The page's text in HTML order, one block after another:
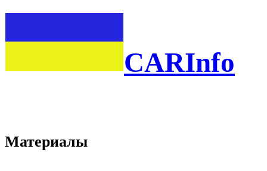
CARInfo
Материалы